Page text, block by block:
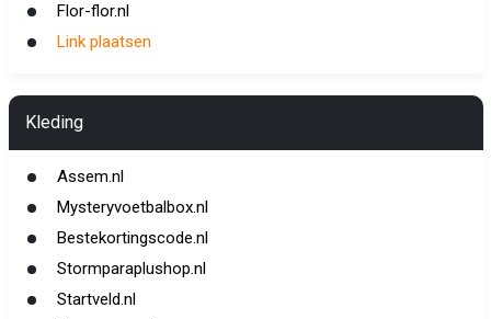
Flor-flor.nl
Link plaatsen
Kleding
Assem.nl
Mysteryvoetbalbox.nl
Bestekortingscode.nl
Stormparaplushop.nl
Startveld.nl